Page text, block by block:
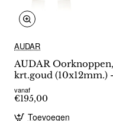
AUDAR
AUDAR
krt.goud (10x12mm.)
vanaf
€195,00
Toevoegen